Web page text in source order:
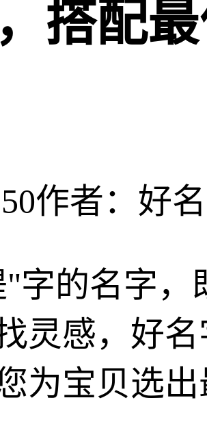
搭配
作者：好
字的名字
灵感，好
为宝贝选出